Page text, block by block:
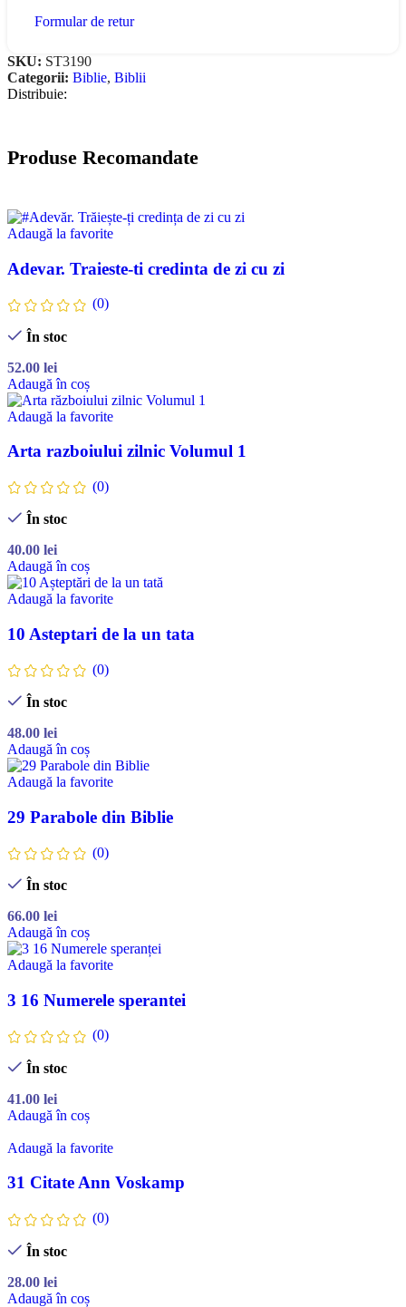
Formular de retur
SKU: ST3190
Categorii: Biblie, Biblii
Distribuie:
Produse Recomandate
Adaugă la favorite
Adevar. Traieste-ti credinta de zi cu zi
(0)
În stoc
52.00 lei
Adaugă în coș
Adaugă la favorite
Arta razboiului zilnic Volumul 1
(0)
În stoc
40.00 lei
Adaugă în coș
Adaugă la favorite
10 Asteptari de la un tata
(0)
În stoc
48.00 lei
Adaugă în coș
Adaugă la favorite
29 Parabole din Biblie
(0)
În stoc
66.00 lei
Adaugă în coș
Adaugă la favorite
3 16 Numerele sperantei
(0)
În stoc
41.00 lei
Adaugă în coș
Adaugă la favorite
31 Citate Ann Voskamp
(0)
În stoc
28.00 lei
Adaugă în coș